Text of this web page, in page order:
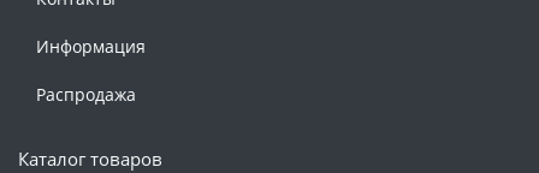
Информация
Распродажа
Каталог товаров